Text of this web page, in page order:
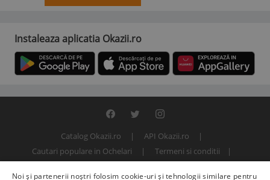
Instaleaza aplicatia Okazii.ro
Catalog Okazii.ro
API Okazii.ro
Cautari populare in Ochelari
Termeni si conditii
Noi și partenerii noștri folosim cookie-uri și tehnologii similare pentru